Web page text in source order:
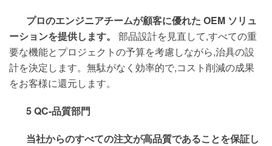
プロのエンジニアチームが顧客に優れた OEM ソリュ
ーションを提供します。 部品設計を見直して,すべての重
要な機能とプロジェクトの予算を考慮しながら,治具の設
計を決定します。無駄がなく効率的で,コスト削減の成果
をお客様に還元します。
5 QC-品質部門
当社からのすべての注文が高品質であることを保証し